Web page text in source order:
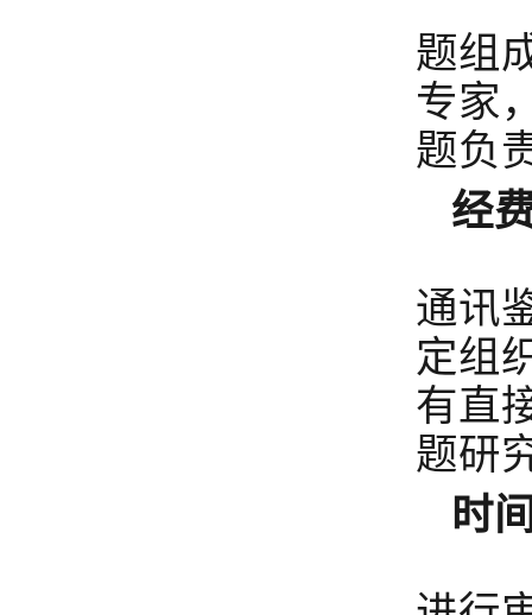
题组
专家
题负
经
通讯
定组
有直
题研
时